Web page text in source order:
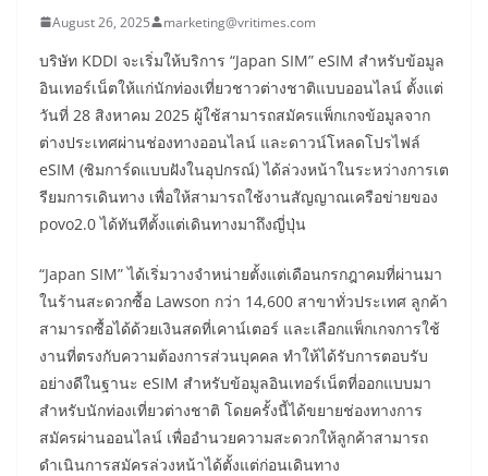
August 26, 2025 marketing@vritimes.com
บริษัท KDDI จะเริ่มให้บริการ “Japan SIM” eSIM สำหรับข้อมูล
อินเทอร์เน็ตให้แก่นักท่องเที่ยวชาวต่างชาติแบบออนไลน์ ตั้งแต่
วันที่ 28 สิงหาคม 2025 ผู้ใช้สามารถสมัครแพ็กเกจข้อมูลจาก
ต่างประเทศผ่านช่องทางออนไลน์ และดาวน์โหลดโปรไฟล์
eSIM (ซิมการ์ดแบบฝังในอุปกรณ์) ได้ล่วงหน้าในระหว่างการเต
รียมการเดินทาง เพื่อให้สามารถใช้งานสัญญาณเครือข่ายของ
povo2.0 ได้ทันทีตั้งแต่เดินทางมาถึงญี่ปุ่น
“Japan SIM” ได้เริ่มวางจำหน่ายตั้งแต่เดือนกรกฎาคมที่ผ่านมา
ในร้านสะดวกซื้อ Lawson กว่า 14,600 สาขาทั่วประเทศ ลูกค้า
สามารถซื้อได้ด้วยเงินสดที่เคาน์เตอร์ และเลือกแพ็กเกจการใช้
งานที่ตรงกับความต้องการส่วนบุคคล ทำให้ได้รับการตอบรับ
อย่างดีในฐานะ eSIM สำหรับข้อมูลอินเทอร์เน็ตที่ออกแบบมา
สำหรับนักท่องเที่ยวต่างชาติ โดยครั้งนี้ได้ขยายช่องทางการ
สมัครผ่านออนไลน์ เพื่ออำนวยความสะดวกให้ลูกค้าสามารถ
ดำเนินการสมัครล่วงหน้าได้ตั้งแต่ก่อนเดินทาง